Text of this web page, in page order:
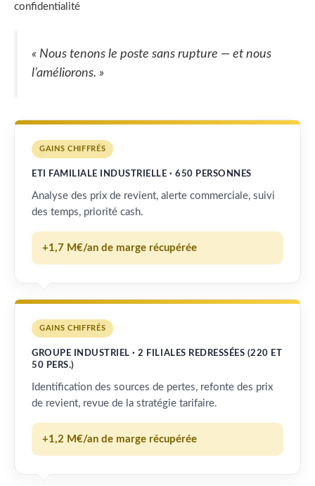
confidentialité
« Nous tenons le poste sans rupture — et nous
l’améliorons. »
GAINS CHIFFRÉS
ETI FAMILIALE INDUSTRIELLE · 650 PERSONNES
Analyse des prix de revient, alerte commerciale, suivi
des temps, priorité cash.
+1,7 M€/an de marge récupérée
GAINS CHIFFRÉS
GROUPE INDUSTRIEL · 2 FILIALES REDRESSÉES (220 ET
50 PERS.)
Identification des sources de pertes, refonte des prix
de revient, revue de la stratégie tarifaire.
+1,2 M€/an de marge récupérée